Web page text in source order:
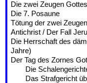
Die zwei Zeugen Gottes
Die 7. Posaune
Tötung der zwei
Antichrist / Der Fall
Die Herrschaft des
Jahre)
Der Tag des Zornes
Die
Das Strafgericht